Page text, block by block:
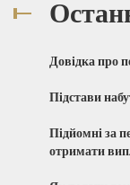
Довідка про
Підстави
Підйомні за
отримати